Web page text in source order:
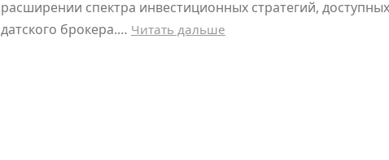
расширении спектра инвестиционных стратегий,
датского брокера.… Читать дальше